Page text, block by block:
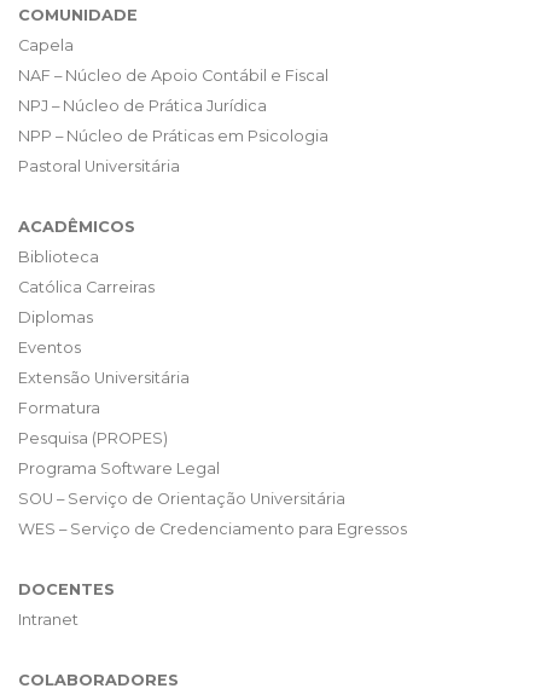
COMUNIDADE
Capela
NAF – Núcleo de Apoio Contábil e Fiscal
NPJ – Núcleo de Prática Jurídica
NPP – Núcleo de Práticas em Psicologia
Pastoral Universitária
ACADÊMICOS
Biblioteca
Católica Carreiras
Diplomas
Eventos
Extensão Universitária
Formatura
Pesquisa (PROPES)
Programa Software Legal
SOU – Serviço de Orientação Universitária
WES – Serviço de Credenciamento para Egressos
DOCENTES
Intranet
COLABORADORES